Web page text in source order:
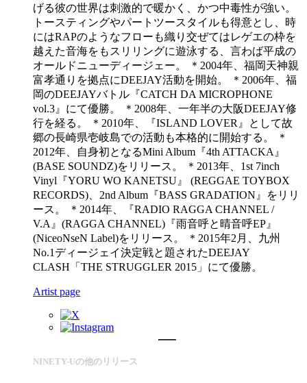
げる彼の世界は刺激的で暖かく、かつ中毒性が強い。
トースティングやパートツースタイルも得意とし、時
にはRAPのようなフローも織り交ぜてはレゲエの枠を
越えた音海をもスリリングに遊泳する、言わば平成の
オールドニューディージェー。 ＊2004年、福岡天神親
富孝通りを拠点にDEEJAY活動を開始。 ＊2006年、福
岡のDEEJAYバトル『CATCH DA MICROPHONE
vol.3』にて優勝。 ＊2008年、一年半の大阪DEEJAY修
行を経る。 ＊2010年、『ISLAND LOVER』として故
郷の長崎県壱岐島での活動も本格的に開始する。 ＊
2012年、自身初となるMini Album『4th ATTACKA』
(BASE SOUNDZ)をリリース。 ＊2013年、1st 7inch
Vinyl『YORU WO KANETSU』 (REGGAE TOYBOX
RECORDS)、2nd Album『BASS GRADATION』をリリ
ース。 ＊2014年、『RADIO RAGGA CHANNEL /
V.A』(RAGGA CHANNEL)『雨音呼と晴音呼EP』
(NiceoNseN Label)をリリース。 ＊2015年2月、九州
No.1ディージェイ決定戦と題されたDEEJAY
CLASH「THE STRUGGLER 2015」にて優勝。
Artist page
NINETY-Uの他のリリース